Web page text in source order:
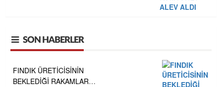
SON HABERLER
FINDIK ÜRETİCİSİNİN
BEKLEDİĞİ RAKAMLAR